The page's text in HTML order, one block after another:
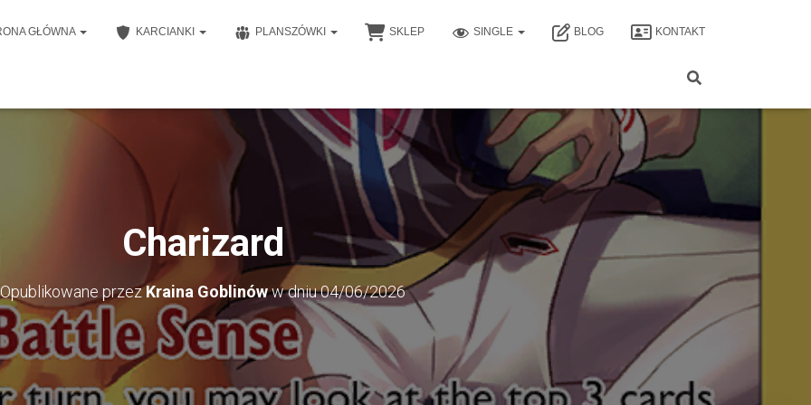
GŁÓWNA KARCIANKI PLANSZÓWKI SKLEP SINGLE BLOG KONTAKT
Charizard
Opublikowane przezKraina Goblinóww dniu04/06/2026